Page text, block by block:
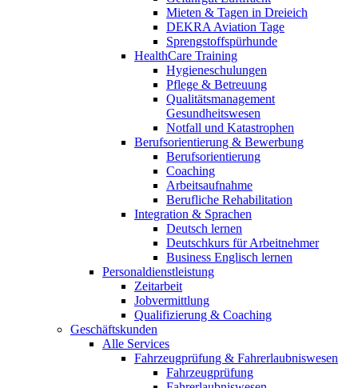
Mieten & Tagen in Dreieich
DEKRA Aviation Tage
Sprengstoffspürhunde
HealthCare Training
Hygieneschulungen
Pflege & Betreuung
Qualitätsmanagement
Gesundheitswesen
Notfall und Katastrophen
Berufsorientierung & Bewerbung
Berufsorientierung
Coaching
Arbeitsaufnahme
Berufliche Rehabilitation
Integration & Sprachen
Deutsch lernen
Deutschkurs für Arbeitnehmer
Business Englisch lernen
Personaldienstleistung
Zeitarbeit
Jobvermittlung
Qualifizierung & Coaching
Geschäftskunden
Alle Services
Fahrzeugprüfung & Fahrerlaubniswesen
Fahrzeugprüfung